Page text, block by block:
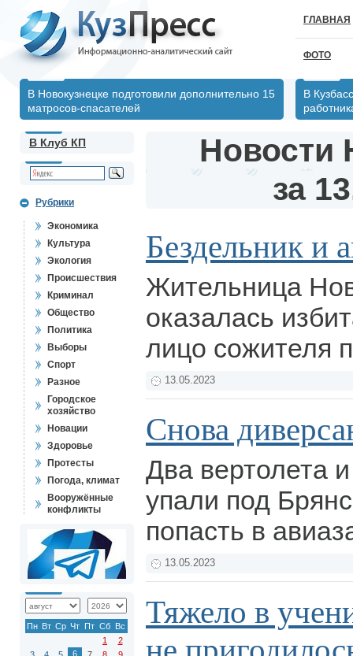
ГЛАВНАЯ
ФОТО
В Новокузнецке подготовили дополнительно 15
матросов-спасателей
В
В Клуб КП
Рубрики
Экономика
Культура
Экология
Происшествия
Криминал
Общество
Политика
Выборы
Спорт
Разное
Городское
хозяйство
Новации
Здоровье
Протесты
Погода, климат
Вооружённые
конфликты
Пн Вт Ср Чт Пт Сб Вс
1
2
6
Новости
за
Бездельник и
Жительница
оказалась
лицо сожителя
13.05.2023
Снова
Два вертолета
упали под
попасть в
13.05.2023
Тяжело в